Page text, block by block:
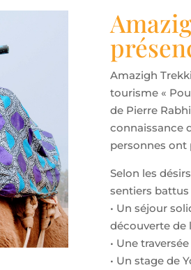
Amazigh
tourisme «
de Pierre
connaissance
personnes ont
Selon les
sentiers battus
• Un séjour
découverte de
• Une
• Un stage de